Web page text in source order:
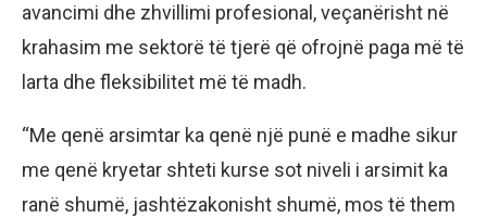
avancimi dhe zhvillimi profesional, veçanërisht në
krahasim me sektorë të tjerë që ofrojnë paga më të
larta dhe fleksibilitet më të madh.
“Me qenë arsimtar ka qenë një punë e madhe sikur
me qenë kryetar shteti kurse sot niveli i arsimit ka
ranë shumë, jashtëzakonisht shumë, mos të them